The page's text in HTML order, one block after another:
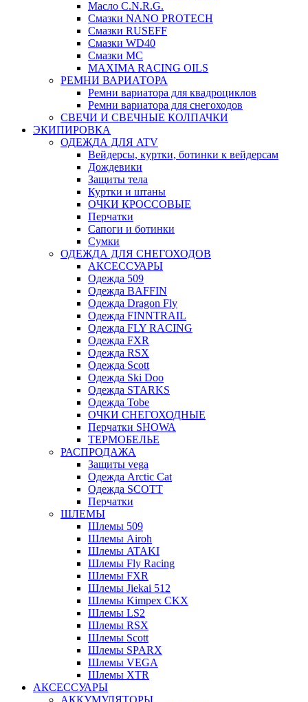
Масло C.N.R.G.
Смазки NANO PROTECH
Смазки RUSEFF
Смазки WD40
Смазки МС
MAXIMA RACING OILS
РЕМНИ ВАРИАТОРА
Ремни вариатора для квадроциклов
Ремни вариатора для снегоходов
СВЕЧИ И СВЕЧНЫЕ КОЛПАЧКИ
ЭКИПИРОВКА
ОДЕЖДА ДЛЯ ATV
Вейдерсы, куртки, ботинки к вейдерсам
Дождевики
Защиты тела
Куртки и штаны
ОЧКИ КРОССОВЫЕ
Перчатки
Сапоги и ботинки
Сумки
ОДЕЖДА ДЛЯ СНЕГОХОДОВ
АКСЕССУАРЫ
Одежда 509
Одежда BAFFIN
Одежда Dragon Fly
Одежда FINNTRAIL
Одежда FLY RACING
Одежда FXR
Одежда RSX
Одежда Scott
Одежда Ski Doo
Одежда STARKS
Одежда Tobe
ОЧКИ СНЕГОХОДНЫЕ
Перчатки SHOWA
ТЕРМОБЕЛЬЕ
РАСПРОДАЖА
Защиты vega
Одежда Arctic Cat
Одежда SCOTT
Перчатки
ШЛЕМЫ
Шлемы 509
Шлемы Airoh
Шлемы ATAKI
Шлемы Fly Racing
Шлемы FXR
Шлемы Jiekai 512
Шлемы Kimpex CKX
Шлемы LS2
Шлемы RSX
Шлемы Scott
Шлемы SPARX
Шлемы VEGA
Шлемы XTR
АКСЕССУАРЫ
АККУМУЛЯТОРЫ